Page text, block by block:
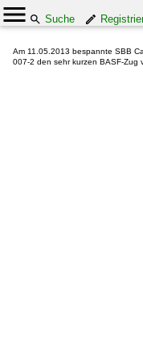
Suche
Am 11.05.2013 bespannte SBB
007-2 den sehr kurzen BASF-Zug